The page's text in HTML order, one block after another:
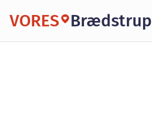
VORES Brædstrup